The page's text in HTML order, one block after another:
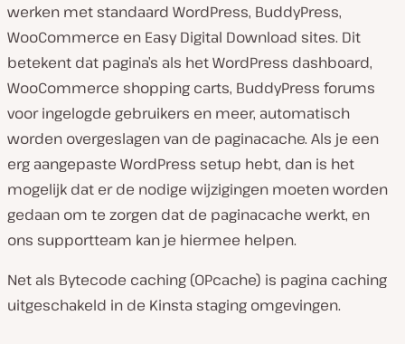
werken met standaard WordPress, BuddyPress,
WooCommerce en Easy Digital Download sites. Dit
betekent dat pagina’s als het WordPress dashboard,
WooCommerce shopping carts, BuddyPress forums
voor ingelogde gebruikers en meer, automatisch
worden overgeslagen van de paginacache. Als je een
erg aangepaste WordPress setup hebt, dan is het
mogelijk dat er de nodige wijzigingen moeten worden
gedaan om te zorgen dat de paginacache werkt, en
ons supportteam kan je hiermee helpen.
Net als Bytecode caching (OPcache) is pagina caching
uitgeschakeld in de Kinsta staging omgevingen.